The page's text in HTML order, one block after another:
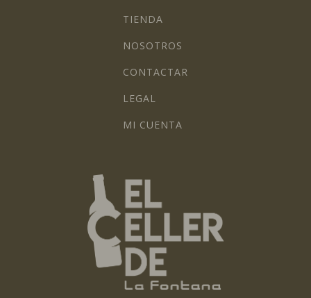
TIENDA
NOSOTROS
CONTACTAR
LEGAL
MI CUENTA